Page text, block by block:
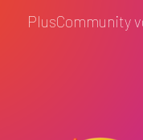
PlusCommunity